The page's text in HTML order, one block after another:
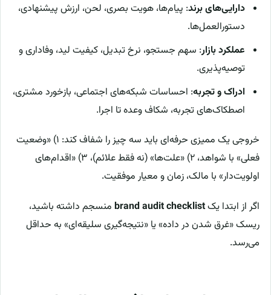
دارایی‌های برند: پیام‌ها، هویت بصری، لحن، ارزش پیشنهادی،
دستورالعمل‌ها.
عملکرد بازار: سهم جستجو، نرخ تبدیل، کیفیت لید، وفاداری و
توصیه‌پذیری.
ادراک و تجربه: احساسات شبکه‌های اجتماعی، بازخورد مشتری،
اصطکاک‌های تجربه، شکاف وعده تا اجرا.
خروجی یک ممیزی حرفه‌ای باید سه چیز را شفاف کند: ۱) «وضعیت
فعلی» با شواهد، ۲) «علت‌ها» (نه فقط علائم)، ۳) «اقدام‌های
اولویت‌دار» با مالک، زمان و معیار موفقیت.
اگر از ابتدا یکbrand audit checklist منسجم داشته باشید،
ریسک «غرق شدن در داده» یا «نتیجه‌گیری سلیقه‌ای» به حداقل
می‌رسد.